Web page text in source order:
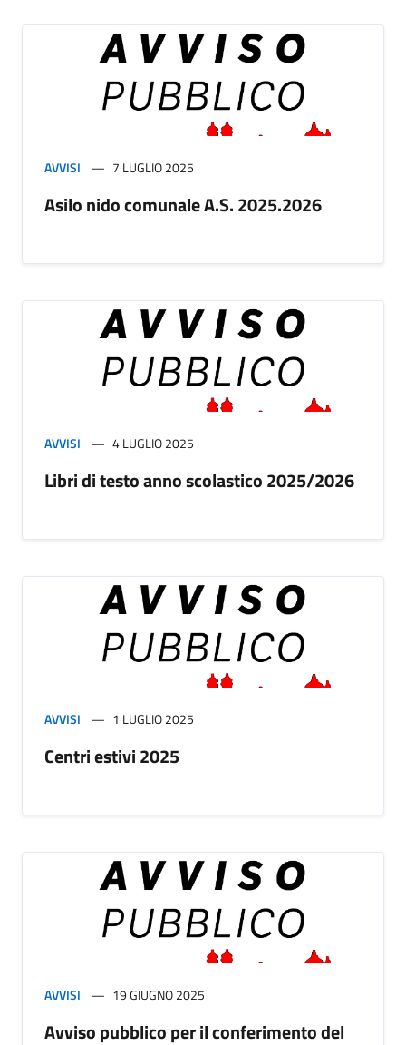
AVVISI 7 LUGLIO 2025
Asilo nido comunale A.S. 2025.2026
AVVISI 4 LUGLIO 2025
Libri di testo anno scolastico 2025/2026
AVVISI 1 LUGLIO 2025
Centri estivi 2025
AVVISI 19 GIUGNO 2025
Avviso pubblico per il conferimento del